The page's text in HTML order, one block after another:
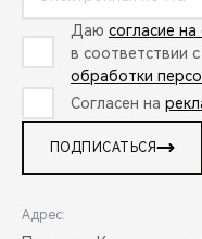
Даю согласие
в соответствии с
обработки
Согласен на
ПОДПИСАТЬСЯ
Адрес: